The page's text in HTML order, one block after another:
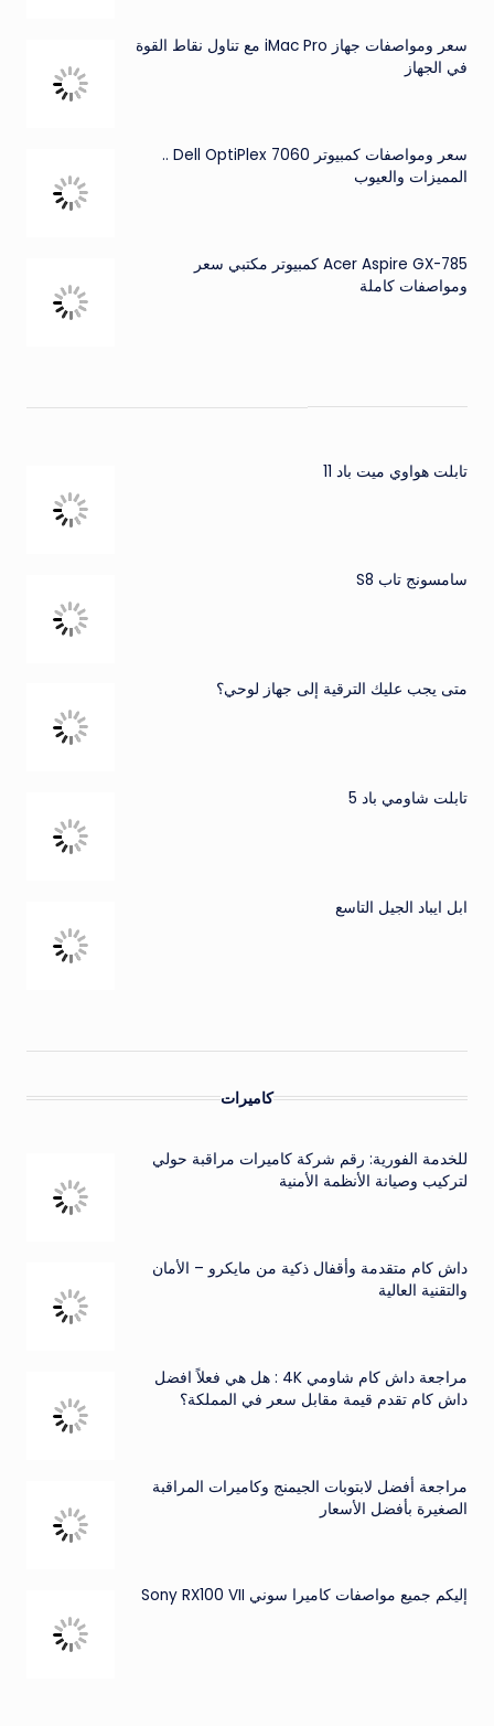
سعر ومواصفات جهاز iMac Pro مع تناول نقاط القوة
في الجهاز
سعر ومواصفات كمبيوتر Dell OptiPlex 7060 ..
المميزات والعيوب
Acer Aspire GX-785 كمبيوتر مكتبي سعر
ومواصفات كاملة
تابلت هواوي ميت باد 11
سامسونج تاب S8
متى يجب عليك الترقية إلى جهاز لوحي؟
تابلت شاومي باد 5
ابل ايباد الجيل التاسع
كاميرات
للخدمة الفورية: رقم شركة كاميرات مراقبة حولي
لتركيب وصيانة الأنظمة الأمنية
داش كام متقدمة وأقفال ذكية من مايكرو – الأمان
والتقنية العالية
مراجعة داش كام شاومي 4K : هل هي فعلاً افضل
داش كام تقدم قيمة مقابل سعر في المملكة؟
مراجعة أفضل لابتوبات الجيمنج وكاميرات المراقبة
الصغيرة بأفضل الأسعار
إليكم جميع مواصفات كاميرا سوني Sony RX100 VII